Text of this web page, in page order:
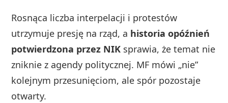
Rosnąca liczba interpelacji i protestów
utrzymuje presję na rząd, a historia opóźnień
potwierdzona przez NIK sprawia, że temat nie
zniknie z agendy politycznej. MF mówi „nie”
kolejnym przesunięciom, ale spór pozostaje
otwarty.